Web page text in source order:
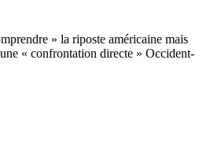
» la riposte américaine mais
« confrontation directe » Occident-